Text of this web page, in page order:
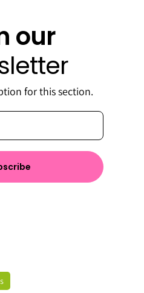
our
for this section.